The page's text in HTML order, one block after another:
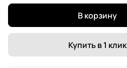
В корзину
Купить в 1 клик